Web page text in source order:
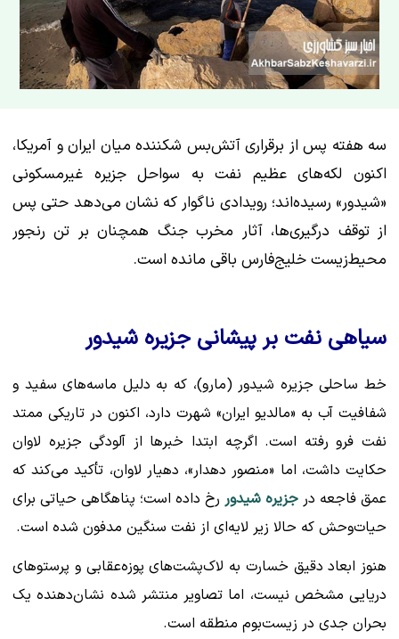
سه هفته پس از برقراری آتش‌بس شکننده میان ایران و آمریکا،
اکنون لکه‌های عظیم نفت به سواحل جزیره غیرمسکونی
«شیدور» رسیده‌اند؛ رویدادی ناگوار که نشان می‌دهد حتی پس
از توقف درگیری‌ها، آثار مخرب جنگ همچنان بر تن رنجور
محیط‌زیست خلیج‌فارس باقی مانده است.
سیاهی نفت بر پیشانی جزیره شیدور
خط ساحلی جزیره شیدور (مارو)، که به دلیل ماسه‌های سفید و
شفافیت آب به «مالدیو ایران» شهرت دارد، اکنون در تاریکی ممتد
نفت فرو رفته است. اگرچه ابتدا خبرها از آلودگی جزیره لاوان
حکایت داشت، اما «منصور دهدار»، دهیار لاوان، تأکید می‌کند که
عمق فاجعه در جزیره شیدور رخ داده است؛ پناهگاهی حیاتی برای
حیات‌وحش که حالا زیر لایه‌ای از نفت سنگین مدفون شده است.
هنوز ابعاد دقیق خسارت به لاک‌پشت‌های پوزه‌عقابی و پرستوهای
دریایی مشخص نیست، اما تصاویر منتشر شده نشان‌دهنده یک
بحران جدی در زیست‌بوم منطقه است.